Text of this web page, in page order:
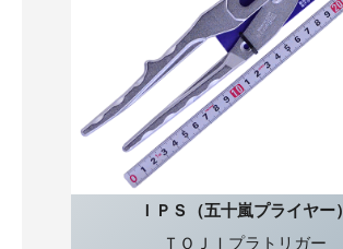
ＩＰＳ（五十嵐プライヤー）
ＴＯＪＩプラトリガー